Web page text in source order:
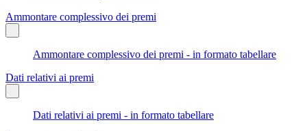
Ammontare complessivo dei premi
Ammontare complessivo dei premi - in formato tabellare
Dati relativi ai premi
Dati relativi ai premi - in formato tabellare